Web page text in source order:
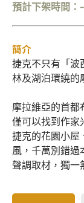
預計下架時間
簡介
捷克不只有「波
林及湖泊環繞的
摩拉維亞的首都
僅可以找到作家
捷克的花園小屋
風，千萬別錯過
聲調取材，獨一